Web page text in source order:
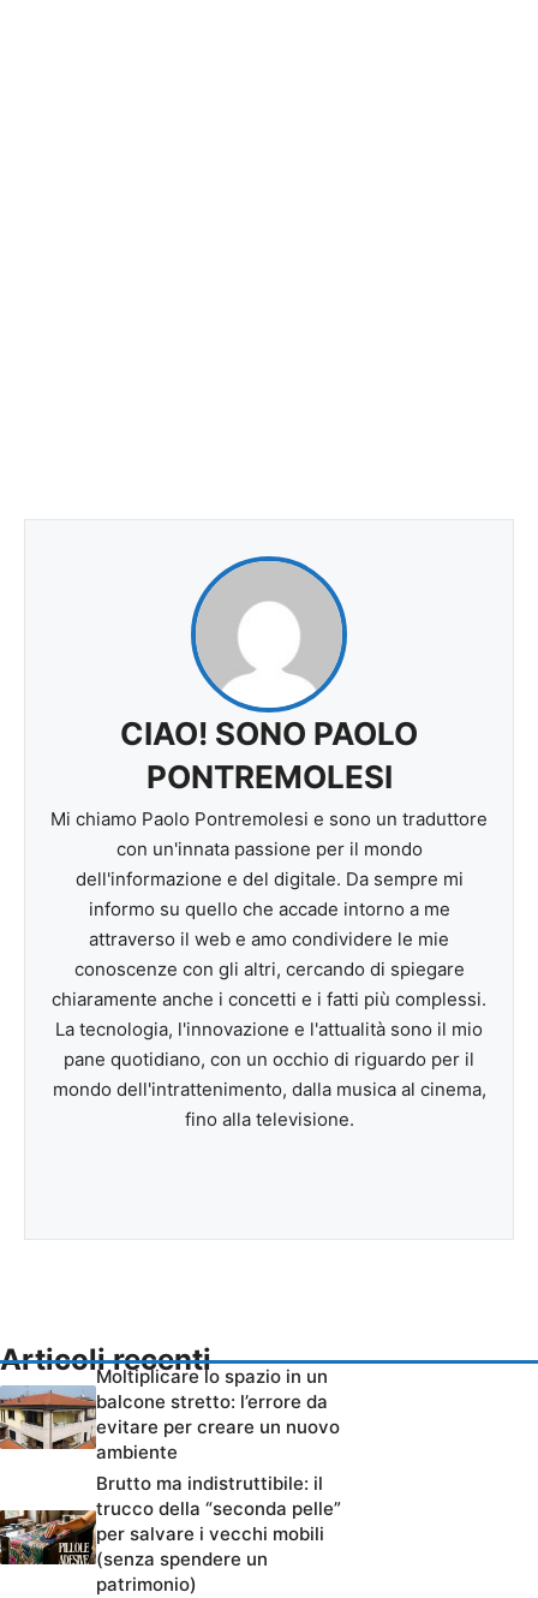
CIAO! SONO PAOLO
PONTREMOLESI
Mi chiamo Paolo Pontremolesi e sono un traduttore
con un'innata passione per il mondo
dell'informazione e del digitale. Da sempre mi
informo su quello che accade intorno a me
attraverso il web e amo condividere le mie
conoscenze con gli altri, cercando di spiegare
chiaramente anche i concetti e i fatti più complessi.
La tecnologia, l'innovazione e l'attualità sono il mio
pane quotidiano, con un occhio di riguardo per il
mondo dell'intrattenimento, dalla musica al cinema,
fino alla televisione.
Articoli recenti
Moltiplicare lo spazio in un
balcone stretto: l’errore da
evitare per creare un nuovo
ambiente
Brutto ma indistruttibile: il
trucco della “seconda pelle”
per salvare i vecchi mobili
(senza spendere un
patrimonio)